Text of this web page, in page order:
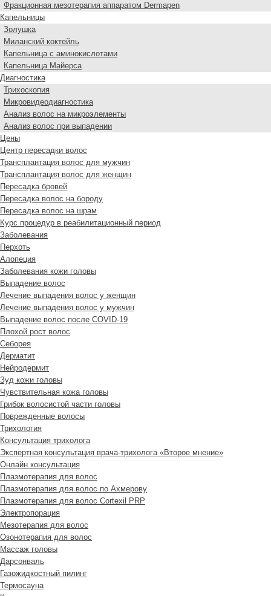
Фракционная мезотерапия аппаратом Dermapen
Капельницы
Золушка
Миланский коктейль
Капельница с аминокислотами
Капельница Майерса
Диагностика
Трихоскопия
Микровидеодиагностика
Анализ волос на микроэлементы
Анализ волос при выпадении
Цены
Центр пересадки волос
Трансплантация волос для мужчин
Трансплантация волос для женщин
Пересадка бровей
Пересадка волос на бороду
Пересадка волос на шрам
Курс процедур в реабилитационный период
Заболевания
Перхоть
Алопеция
Заболевания кожи головы
Выпадение волос
Лечение выпадения волос у женщин
Лечение выпадения волос у мужчин
Выпадение волос после COVID-19
Плохой рост волос
Cеборея
Дерматит
Нейродермит
Зуд кожи головы
Чувствительная кожа головы
Грибок волосистой части головы
Поврежденные волосы
Трихология
Консультация трихолога
Экспертная консультация врача-трихолога «Второе мнение»
Онлайн консультация
Плазмотерапия для волос
Плазмотерапия для волос по Ахмерову
Плазмотерапия для волос Cortexil PRP
Электропорация
Мезотерапия для волос
Озонотерапия для волос
Массаж головы
Дарсонваль
Газожидкостный пилинг
Термосауна